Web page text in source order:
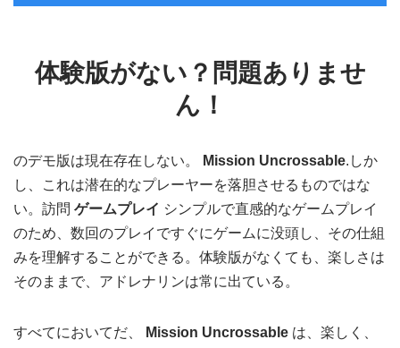
体験版がない？問題ありませ
ん！
のデモ版は現在存在しない。 Mission Uncrossable.しか
し、これは潜在的なプレーヤーを落胆させるものではな
い。訪問 ゲームプレイ シンプルで直感的なゲームプレイ
のため、数回のプレイですぐにゲームに没頭し、その仕組
みを理解することができる。体験版がなくても、楽しさは
そのままで、アドレナリンは常に出ている。
すべてにおいてだ、 Mission Uncrossable は、楽しく、